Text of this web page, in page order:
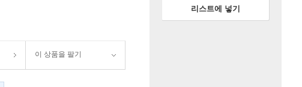
이 상품을 팔기
리스트에 넣기